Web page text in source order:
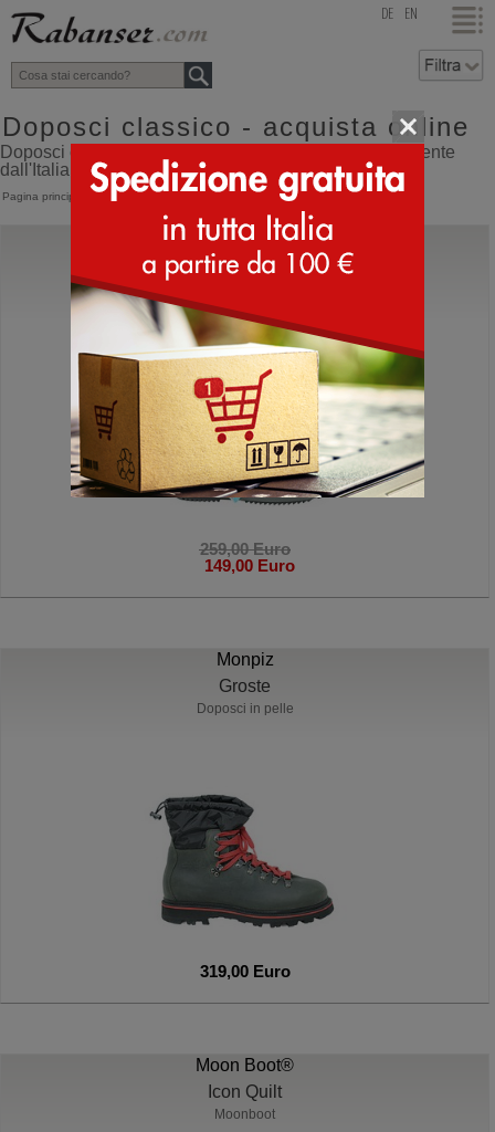
top DE EN
Doposci classico - acquista online
Doposci classico online shop con spedizione direttamente
dall'Italia
Pagina principale > Doposci >Classici
La Thuile
931
259,00 Euro
149,00 Euro
Monpiz
Groste
Doposci in pelle
319,00 Euro
Moon Boot®
Icon Quilt
Moonboot